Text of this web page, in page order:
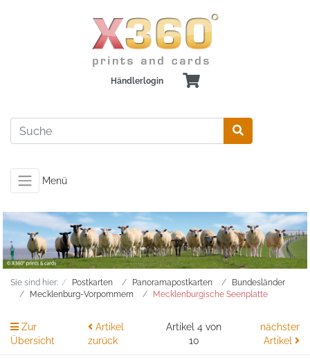
Händlerlogin
Menü
Sie sind hier: Postkarten Panoramapostkarten
Bundesländer
Mecklenburg-Vorpommern
Mecklenburgische Seenplatte
Zur
Übersicht
Artikel
zurück
Artikel 4 von
10
nächster
Artikel